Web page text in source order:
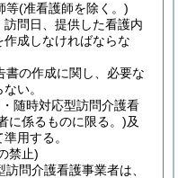
等(准看護師を除く。)
問日、提供した看護内
成しなければならな
書の作成に関し、必要な
い。
随時対応型訪問介護看
に係るものに限る。)及
用する。
禁止)
問介護看護事業者は、